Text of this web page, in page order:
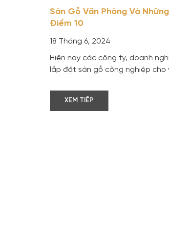
Sàn Gỗ Văn Phòng Và
Điểm 10
18 Tháng 6, 2024
Hiện nay các công ty, doanh
lắp đặt sàn gỗ công nghiệp cho
XEM TIẾP